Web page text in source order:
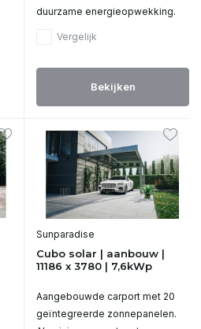
duurzame energieopwekking.
Vergelijk
Bekijken
Sunparadise
Cubo solar | aanbouw |
11186 x 3780 | 7,6kWp
Aangebouwde carport met 20
geïntegreerde zonnepanelen.